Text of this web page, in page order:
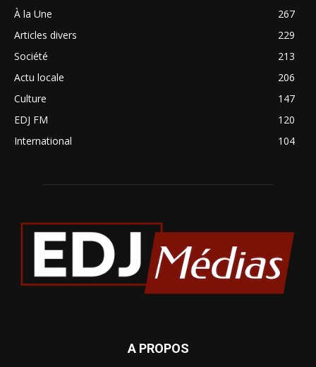
À la Une
267
Articles divers
229
Société
213
Actu locale
206
Culture
147
EDJ FM
120
International
104
A PROPOS